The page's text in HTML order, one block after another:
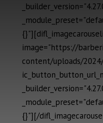
image="https://
content/uploads/
{}"][/